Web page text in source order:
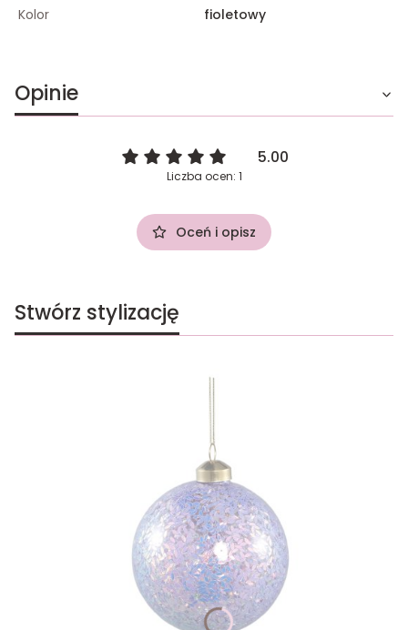
Kolor fioletowy
Opinie
5.00
Liczba ocen: 1
Oceń i opisz
Stwórz stylizację